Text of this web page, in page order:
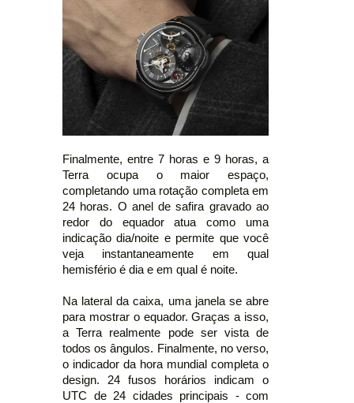
Finalmente, entre 7 horas e 9 horas, a
Terra ocupa o maior espaço,
completando uma rotação completa em
24 horas. O anel de safira gravado ao
redor do equador atua como uma
indicação dia/noite e permite que você
veja instantaneamente em qual
hemisfério é dia e em qual é noite.
Na lateral da caixa, uma janela se abre
para mostrar o equador. Graças a isso,
a Terra realmente pode ser vista de
todos os ângulos. Finalmente, no verso,
o indicador da hora mundial completa o
design. 24 fusos horários indicam o
UTC de 24 cidades principais - com